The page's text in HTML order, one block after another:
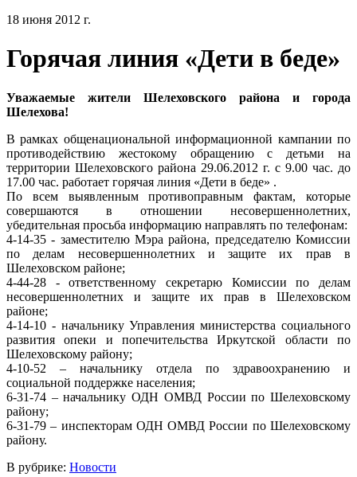
18 июня 2012 г.
Горячая линия «Дети в беде»
Уважаемые жители Шелеховского района и города
Шелехова!
В рамках общенациональной информационной кампании по
противодействию жестокому обращению с детьми на
территории Шелеховского района 29.06.2012 г. с 9.00 час. до
17.00 час. работает горячая линия «Дети в беде» .
По всем выявленным противоправным фактам, которые
совершаются в отношении несовершеннолетних,
убедительная просьба информацию направлять по телефонам:
4-14-35 - заместителю Мэра района, председателю Комиссии
по делам несовершеннолетних и защите их прав в
Шелеховском районе;
4-44-28 - ответственному секретарю Комиссии по делам
несовершеннолетних и защите их прав в Шелеховском
районе;
4-14-10 - начальнику Управления министерства социального
развития опеки и попечительства Иркутской области по
Шелеховскому району;
4-10-52 – начальнику отдела по здравоохранению и
социальной поддержке населения;
6-31-74 – начальнику ОДН ОМВД России по Шелеховскому
району;
6-31-79 – инспекторам ОДН ОМВД России по Шелеховскому
району.
В рубрике: Новости